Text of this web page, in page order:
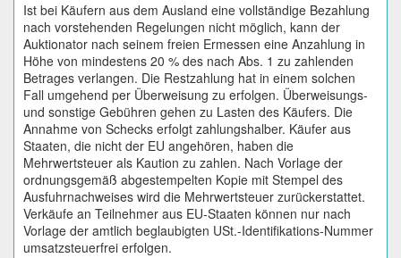
Ist bei Käufern aus dem Ausland eine vollständige Bezahlung
nach vorstehenden Regelungen nicht möglich, kann der
Auktionator nach seinem freien Ermessen eine Anzahlung in
Höhe von mindestens 20 % des nach Abs. 1 zu zahlenden
Betrages verlangen. Die Restzahlung hat in einem solchen
Fall umgehend per Überweisung zu erfolgen. Überweisungs-
und sonstige Gebühren gehen zu Lasten des Käufers. Die
Annahme von Schecks erfolgt zahlungshalber. Käufer aus
Staaten, die nicht der EU angehören, haben die
Mehrwertsteuer als Kaution zu zahlen. Nach Vorlage der
ordnungsgemäß abgestempelten Kopie mit Stempel des
Ausfuhrnachweises wird die Mehrwertsteuer zurückerstattet.
Verkäufe an Teilnehmer aus EU-Staaten können nur nach
Vorlage der amtlich beglaubigten USt.-Identifikations-Nummer
umsatzsteuerfrei erfolgen.